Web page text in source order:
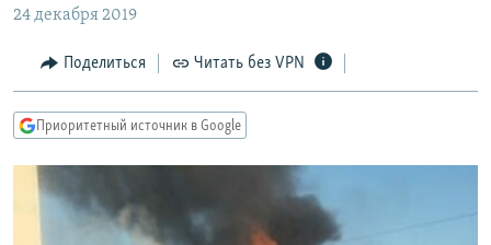
Вернутся
Вернутся
поиску
МНЕНИЯ
КУЛЬТУРА
КАВКАЗ.РЕАЛИИ
СЕВЕР.РЕАЛИИ
СИБИРЬ.РЕАЛИИ
24 декабря 2019
Поделиться Читать без VPN
Приоритетный источник в Google